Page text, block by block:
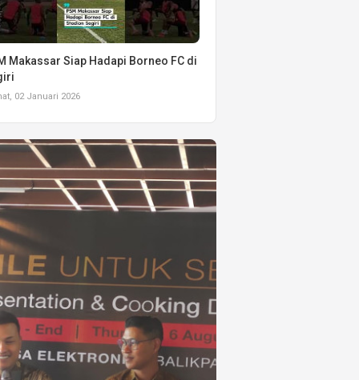
Makassar Siap Hadapi Borneo FC di
02 Januari 2026